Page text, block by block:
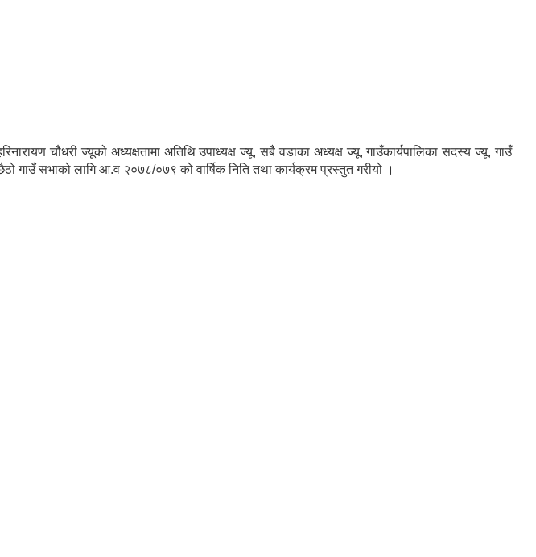
चौधरी ज्यूको अध्यक्षतामा अतिथि उपाध्यक्ष ज्यू, सबै वडाका अध्यक्ष ज्यू, गाउँकार्यपालिका सदस्य ज्यू, गाउँ
गाउँ सभाको लागि आ.व २०७८/०७९ को वार्षिक निति तथा कार्यक्रम प्रस्तुत गरीयो ।